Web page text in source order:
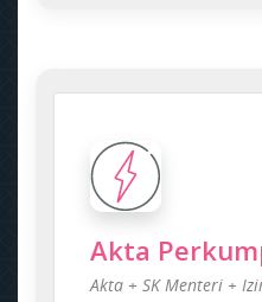
Akta
Akta + SK Menteri +